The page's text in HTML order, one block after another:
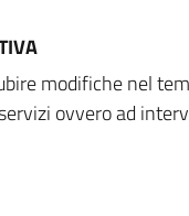
modifiche nel
ovvero ad